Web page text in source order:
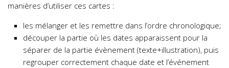
manières d’utiliser ces cartes :
les mélanger et les remettre dans l’ordre chronologique;
découper la partie où les dates apparaissent pour la
séparer de la partie évènement (texte+illustration), puis
regrouper correctement chaque date et l’événement